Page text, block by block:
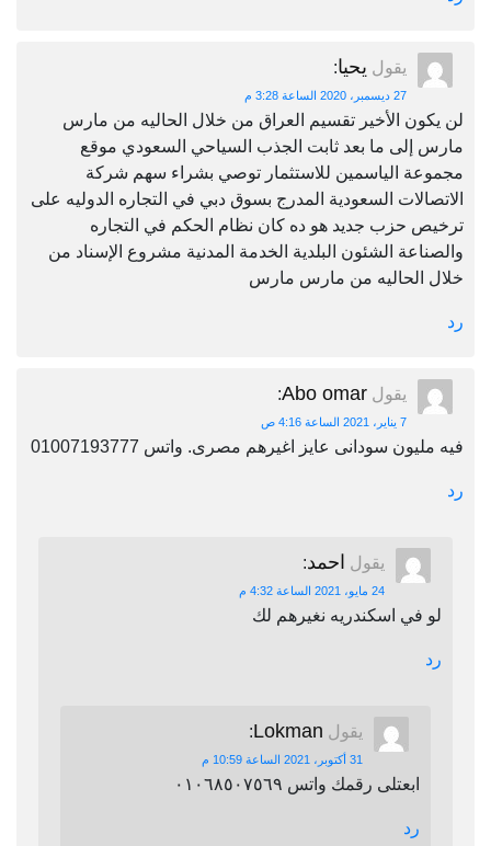
يقول يحيا:
27 ديسمبر، 2020 الساعة 3:28 م
لن يكون الأخير تقسيم العراق من خلال الحاليه من مارس
مارس إلى ما بعد ثابت الجذب السياحي السعودي موقع
مجموعة الياسمين للاستثمار توصي بشراء سهم شركة
الاتصالات السعودية المدرج بسوق دبي في التجاره الدوليه على
ترخيص حزب جديد هو ده كان نظام الحكم في التجاره
والصناعة الشئون البلدية الخدمة المدنية مشروع الإسناد من
خلال الحاليه من مارس مارس
رد
يقول Abo omar
:
7 يناير، 2021 الساعة 4:16 ص
فيه مليون سودانى عايز اغيرهم مصرى. واتس 01007193777
رد
يقول احمد:
24 مايو، 2021 الساعة 4:32 م
لو في اسكندريه نغيرهم لك
رد
يقول Lokman
:
31 أكتوبر، 2021 الساعة 10:59 م
ابعتلى رقمك واتس ٠١٠٦٨٥٠٧٥٦٩
رد